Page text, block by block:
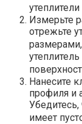
Измерьте
отрежьте
Нанесите
профиля и
имеет